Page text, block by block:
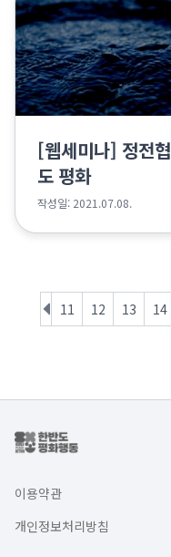
[웹세미나] 정전
도 평화
작성일: 2021.07.08.
11 12 13 14
이용약관
개인정보처리방침